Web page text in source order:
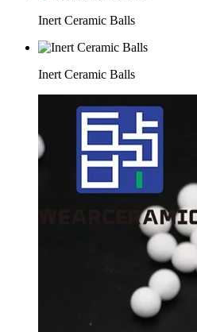
Inert Ceramic Balls
Inert Ceramic Balls